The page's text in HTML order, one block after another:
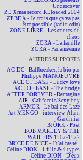
Undercover
ZE Xmas record REloaded 2004
ZEBDA - Je crois que ça va pas
être possible (radio edit)
ZONE LIBRE - Les contes du
chaos
ZORA - La famille
ZORA - Panaméenne
AUTRES SUPPORTS
AC-DC - Ballbreaker, la bio par
Philippe MANOEUVRE
ACE OF BASE - Lucky love
ACE OF BASE - The bridge
AFTER FOREVER - Remagine
AIR - Californie/Sexy boy
ARMOR - Le bal des Laze
Art MENGO - interview Alain
Gardinier
BJÖRK - Post
BOB MARLEY & THE
WAILERS 1967-1972
BRICE DE NICE - J't'ai cassé !
Céline DION - 1 fille & 4 types
Céline DION - D'eux